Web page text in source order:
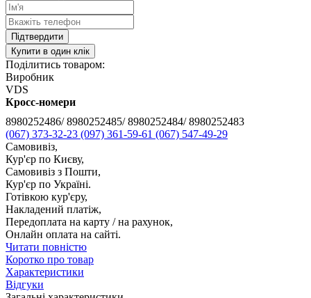
Підтвердити
Купити в один клік
Поділитись товаром:
Виробник
VDS
Кросс-номери
8980252486/ 8980252485/ 8980252484/ 8980252483
(067) 373-32-23 (097) 361-59-61 (067) 547-49-29
Самовивіз,
Кур'єр по Києву,
Самовивіз з Пошти,
Кур'єр по Україні.
Готівкою кур'єру,
Накладений платіж,
Передоплата на карту / на рахунок,
Онлайн оплата на сайті.
Читати повністю
Коротко про товар
Характеристики
Відгуки